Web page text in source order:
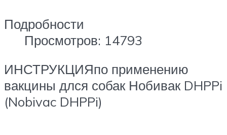
Подробности
Просмотров: 14793
ИНСТРУКЦИЯпо применению
вакцины длся собак Нобивак DHPPi
(Nobivac DHPPi)